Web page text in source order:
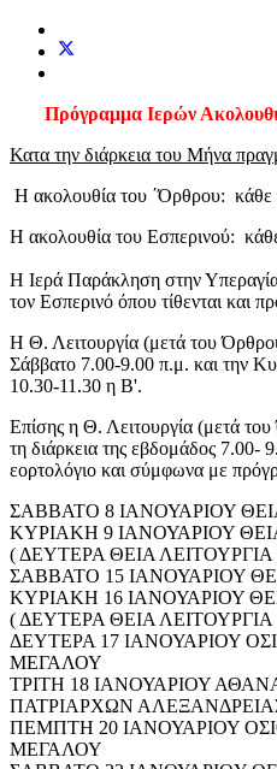
Πρόγραμμα Ιερών
Κατα την διάρκεια του Μήνα
Η ακολουθία του ΄Όρθρου: κάθε
Η ακολουθία του Εσπερινού:
Η Ιερά Παράκληση στην
τον Εσπερινό όπου τίθενται και
Η Θ. Λειτουργία (μετά του
Σάββατο 7.00-9.00 π.μ. και την
10.30-11.30 η Β'.
Επίσης η Θ. Λειτουργία (μετά
τη διάρκεια της εβδομάδος 7.00-
εορτολόγιο και σύμφωνα με
ΣΑΒΒΑΤΟ 8 ΙΑΝΟΥΑΡΙΟΥ
ΚΥΡΙΑΚΗ 9 ΙΑΝΟΥΑΡΙΟΥ
( ΔΕΥΤΕΡΑ ΘΕΙΑ ΛΕΙΤΟΥΡΓΙΑ
ΣΑΒΒΑΤΟ 15 ΙΑΝΟΥΑΡΙΟΥ
ΚΥΡΙΑΚΗ 16 ΙΑΝΟΥΑΡΙΟΥ
( ΔΕΥΤΕΡΑ ΘΕΙΑ ΛΕΙΤΟΥΡΓΙΑ
ΔΕΥΤΕΡΑ 17 ΙΑΝΟΥΑΡΙΟΥ
ΜΕΓΑΛΟΥ
ΤΡΙΤΗ 18 ΙΑΝΟΥΑΡΙΟΥ
ΠΑΤΡΙΑΡΧΩΝ
ΠΕΜΠΤΗ 20 ΙΑΝΟΥΑΡΙΟΥ
ΜΕΓΑΛΟΥ